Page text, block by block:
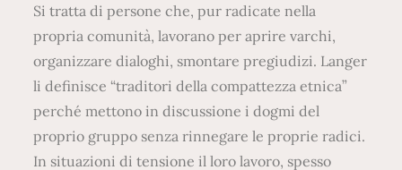
Si tratta di persone che, pur radicate nella
propria comunità, lavorano per aprire varchi,
organizzare dialoghi, smontare pregiudizi. Langer
li definisce “traditori della compattezza etnica”
perché mettono in discussione i dogmi del
proprio gruppo senza rinnegare le proprie radici.
In situazioni di tensione il loro lavoro, spesso